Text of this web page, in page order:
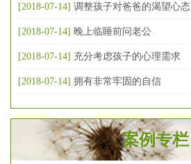
[2018-07-14] 调整孩子对爸爸的渴望心态
[2018-07-14] 晚上临睡前问老公
[2018-07-14] 充分考虑孩子的心理需求
[2018-07-14] 拥有非常牢固的自信
案例专栏